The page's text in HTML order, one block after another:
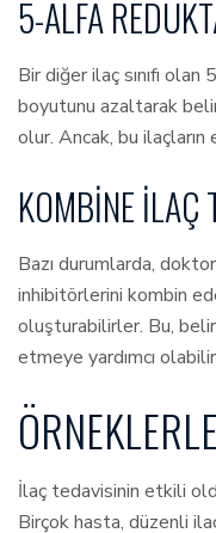
5-ALFA
Bir diğer ilaç sınıfı
boyutunu azaltarak
olur. Ancak, bu
KOMBINE İLAÇ
Bazı durumlarda,
inhibitörlerini kombin
oluşturabilirler. Bu,
etmeye yardımcı
İlaç tedavisinin etkili
Birçok hasta, düzenli